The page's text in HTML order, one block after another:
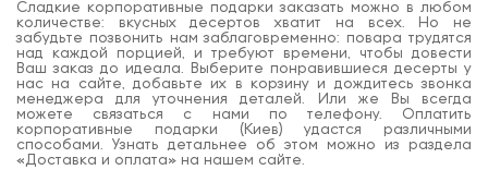
Сладкие корпоративные подарки заказать можно в любом
количестве: вкусных десертов хватит на всех. Но не
забудьте позвонить нам заблаговременно: повара трудятся
над каждой порцией, и требуют времени, чтобы довести
Ваш заказ до идеала. Выберите понравившиеся десерты у
нас на сайте, добавьте их в корзину и дождитесь звонка
менеджера для уточнения деталей. Или же Вы всегда
можете связаться с нами по телефону. Оплатить
корпоративные подарки (Киев) удастся различными
способами. Узнать детальнее об этом можно из раздела
«Доставка и оплата» на нашем сайте.